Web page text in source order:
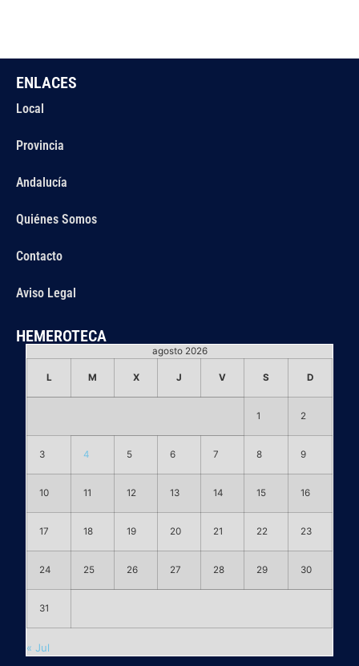
ENLACES
Local
Provincia
Andalucía
Quiénes Somos
Contacto
Aviso Legal
HEMEROTECA
agosto 2026
L M X J V S D
1 2
3 4 5 6 7 8 9
10 11 12 13 14 15 16
17 18 19 20 21 22 23
24 25 26 27 28 29 30
31
« Jul